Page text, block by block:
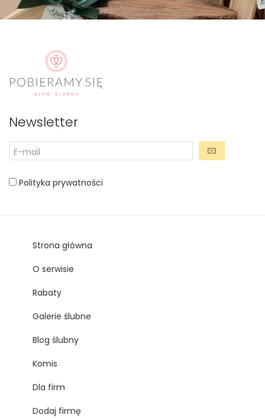
Newsletter
Polityka prywatności
Strona główna
O serwisie
Rabaty
Galerie ślubne
Blog ślubny
Komis
Dla firm
Dodaj firmę